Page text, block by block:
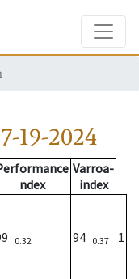
19-2024
ndex
Varroa-
index
0.32 94 0.37 1